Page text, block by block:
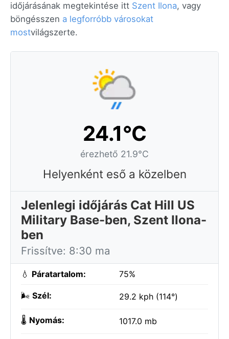
időjárásának megtekintése itt Szent Ilona, vagy
böngésszen a legforróbb városokat
mostvilágszerte.
24.1°C
érezhető 21.9°C
Helyenként eső a közelben
Jelenlegi időjárás Cat Hill US
Military Base-ben, Szent Ilona-
ben
Frissítve: 8:30 ma
💧 Páratartalom: 75%
🌬️ Szél: 29.2 kph (114°)
🌡️ Nyomás: 1017.0 mb